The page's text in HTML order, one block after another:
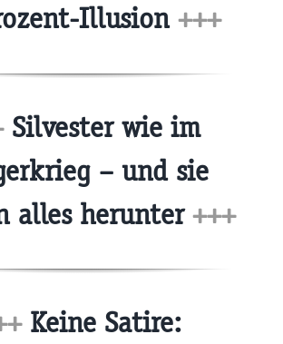
Illusion +++
Silvester wie im
– und sie
alles herunter+++
Keine Satire: